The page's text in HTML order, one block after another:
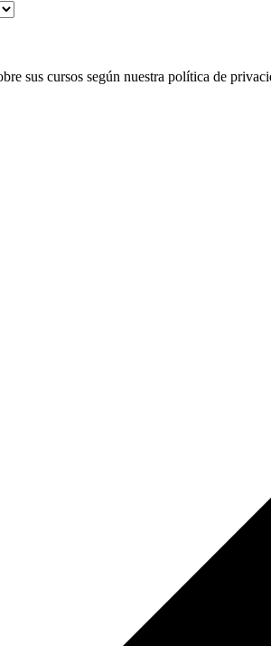
sus cursos según nuestra política de